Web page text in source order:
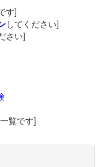
す]
してください]
さい]
覧です]